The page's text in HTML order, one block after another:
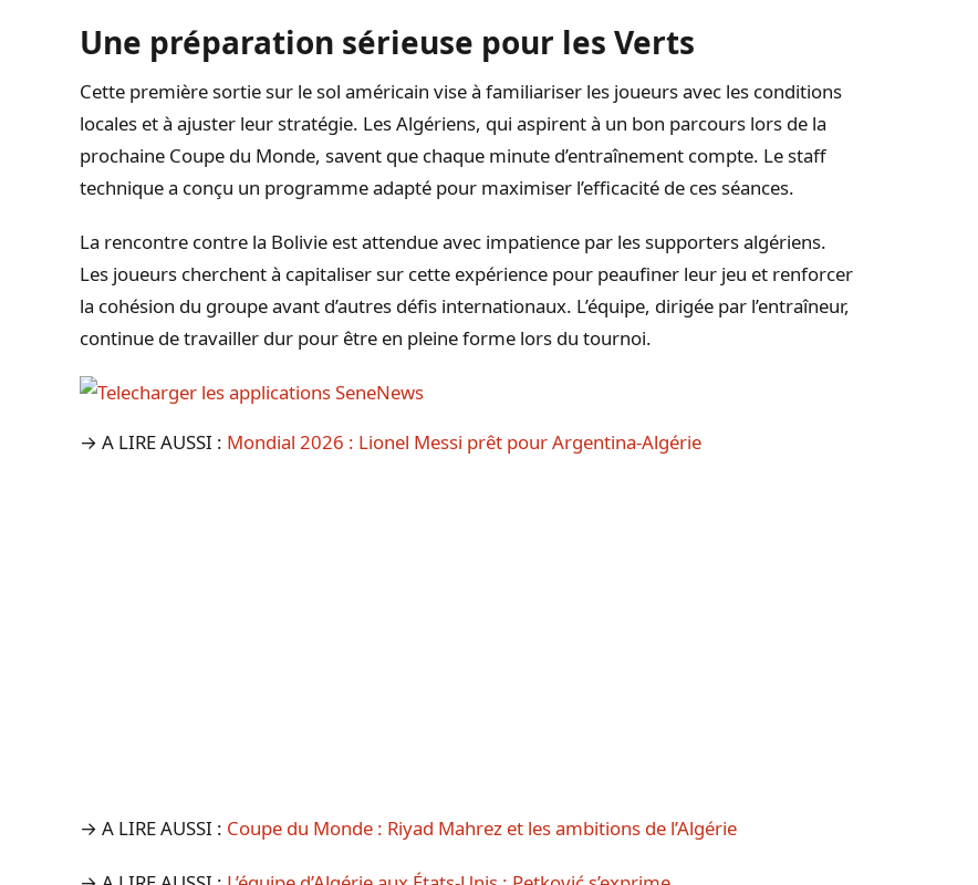
Une préparation sérieuse pour les Verts
Cette première sortie sur le sol américain vise à familiariser les joueurs avec les conditions
locales et à ajuster leur stratégie. Les Algériens, qui aspirent à un bon parcours lors de la
prochaine Coupe du Monde, savent que chaque minute d’entraînement compte. Le staff
technique a conçu un programme adapté pour maximiser l’efficacité de ces séances.
La rencontre contre la Bolivie est attendue avec impatience par les supporters algériens.
Les joueurs cherchent à capitaliser sur cette expérience pour peaufiner leur jeu et renforcer
la cohésion du groupe avant d’autres défis internationaux. L’équipe, dirigée par l’entraîneur,
continue de travailler dur pour être en pleine forme lors du tournoi.
→ A LIRE AUSSI : Mondial 2026 : Lionel Messi prêt pour Argentina-Algérie
→ A LIRE AUSSI : Coupe du Monde : Riyad Mahrez et les ambitions de l’Algérie